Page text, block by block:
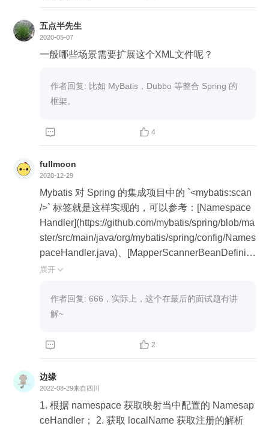
五点半先生
2020-05-07
一般哪些场景需要扩展这个XML文件呢？
作者回复: 比如 MyBatis，Dubbo 等整合 Spring 的
框架。
  4
fullmoon
2020-12-29
Mybatis 对 Spring 的集成项目中的 `<mybatis:scan
/>` 标签就是这样实现的，可以参考：[Namespace
Handler](https://github.com/mybatis/spring/blob/ma
ster/src/main/java/org/mybatis/spring/config/Names
paceHandler.java)、[MapperScannerBeanDefiniti
onParser](https://github.com/mybatis/spring/blob/m
erScannerBeanDefinitionParser.java)、[XSD 文件]
(https://github.com/mybatis/spring/tree/master/src/
展开 
作者回复: 666，实际上，这个在最后的面试题有讲
解~
  2
边缘
2022-08-29来自四川
1. 根据 namespace 获取映射当中配置的 Namesap
ceHandler； 2. 获取 localName 获取注册的解析